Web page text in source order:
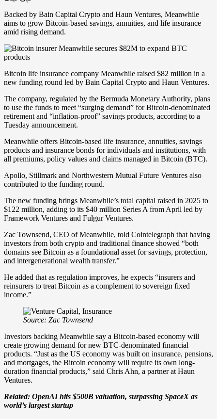
Backed by Bain Capital Crypto and Haun Ventures, Meanwhile
aims to grow Bitcoin-based savings, annuities, and life insurance
amid rising demand.
Bitcoin life insurance company Meanwhile raised $82 million in a
new funding round led by Bain Capital Crypto and Haun Ventures.
The company, regulated by the Bermuda Monetary Authority, plans
to use the funds to meet “surging demand” for Bitcoin-denominated
retirement and “inflation-proof” savings products, according to a
Tuesday announcement.
Meanwhile offers Bitcoin-based life insurance, annuities, savings
products and insurance bonds for individuals and institutions, with
all premiums, policy values and claims managed in Bitcoin (BTC).
Apollo, Stillmark and Northwestern Mutual Future Ventures also
contributed to the funding round.
The new funding brings Meanwhile’s total capital raised in 2025 to
$122 million, adding to its $40 million Series A from April led by
Framework Ventures and Fulgur Ventures.
Zac Townsend, CEO of Meanwhile, told Cointelegraph that having
investors from both crypto and traditional finance showed “both
domains see Bitcoin as a foundational asset for savings, protection,
and intergenerational wealth transfer.”
He added that as regulation improves, he expects “insurers and
reinsurers to treat Bitcoin as a complement to sovereign fixed
income.”
Source: Zac Townsend
Investors backing Meanwhile say a Bitcoin-based economy will
create growing demand for new BTC-denominated financial
products. “Just as the US economy was built on insurance, pensions,
and mortgages, the Bitcoin economy will require its own long-
duration financial products,” said Chris Ahn, a partner at Haun
Ventures.
Related: OpenAI hits $500B valuation, surpassing SpaceX as
world’s largest startup